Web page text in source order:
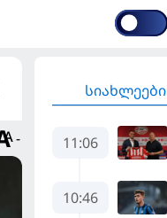
-
სიახლეები
11:06
10:46